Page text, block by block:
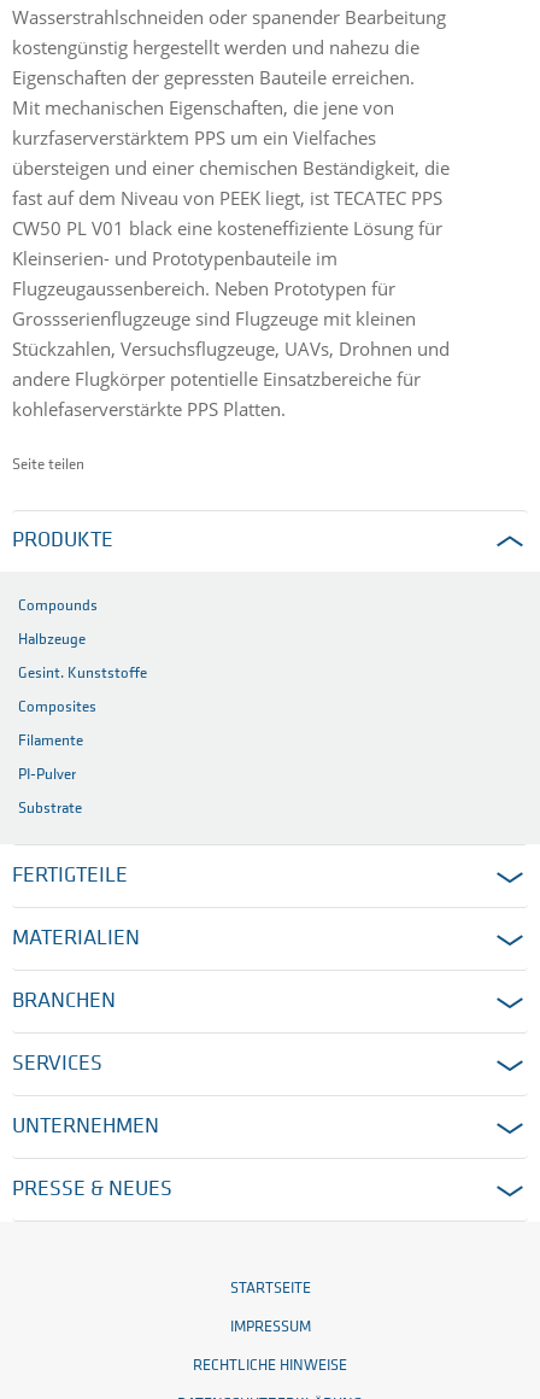
Wasserstrahlschneiden oder spanender Bearbeitung
kostengünstig hergestellt werden und nahezu die
Eigenschaften der gepressten Bauteile erreichen.
Mit mechanischen Eigenschaften, die jene von
kurzfaserverstärktem PPS um ein Vielfaches
übersteigen und einer chemischen Beständigkeit, die
fast auf dem Niveau von PEEK liegt, ist TECATEC PPS
CW50 PL V01 black eine kosteneffiziente Lösung für
Kleinserien- und Prototypenbauteile im
Flugzeugaussenbereich. Neben Prototypen für
Grossserienflugzeuge sind Flugzeuge mit kleinen
Stückzahlen, Versuchsflugzeuge, UAVs, Drohnen und
andere Flugkörper potentielle Einsatzbereiche für
kohlefaserverstärkte PPS Platten.
Seite teilen
PRODUKTE
Compounds
Halbzeuge
Gesint. Kunststoffe
Composites
Filamente
PI-Pulver
Substrate
FERTIGTEILE
MATERIALIEN
BRANCHEN
SERVICES
UNTERNEHMEN
PRESSE & NEUES
STARTSEITE
IMPRESSUM
RECHTLICHE HINWEISE